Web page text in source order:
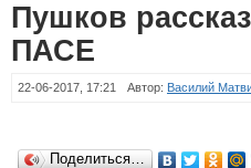
Пушков
ПАСЕ
22-06-2017, 17:21 Автор: Василий
Поделиться…